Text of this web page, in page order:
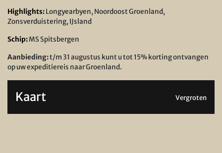
Highlights:Longyearbyen, Noordoost Groenland,
Zonsverduistering, IJsland
Schip:MS Spitsbergen
Aanbieding:t/m 31 augustus kunt u tot 15% korting ontvangen
op uw expeditiereis naar Groenland.
Kaart Vergroten